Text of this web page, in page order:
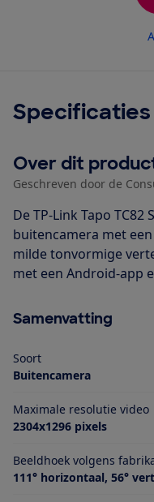
Specificaties
Over dit
Geschreven door de
De TP-Link Tapo TC82
buitencamera met
milde tonvormige
met een Android-app
Samenvatting
Soort
Buitencamera
Maximale resolutie video
2304x1296 pixels
Beeldhoek volgens
111° horizontaal, 56°